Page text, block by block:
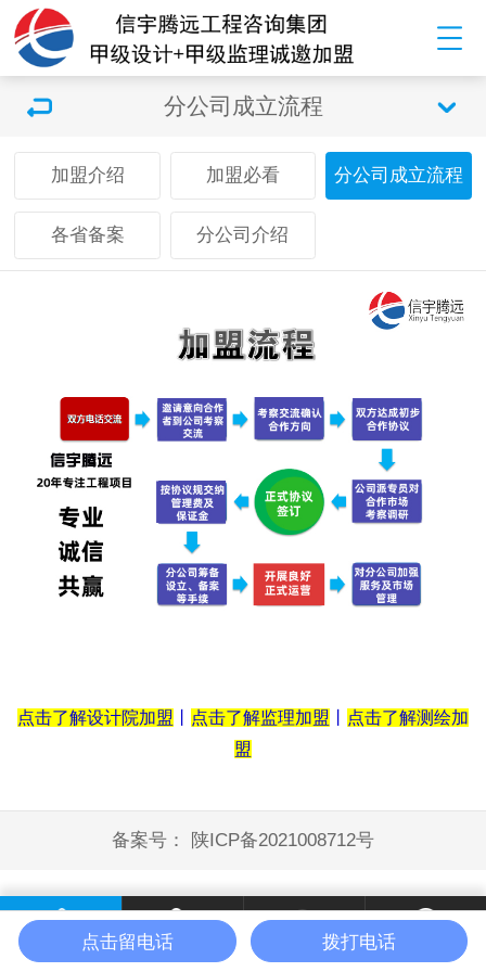
分公司成立流程
加盟介绍 加盟必看 分公司成立流程
各省备案 分公司介绍
点击了解设计院加盟 点击了解监理加盟
点击了解测绘加
盟
备案号： 陕ICP备2021008712号
电话咨询 微信咨询 联系我们
点击留电话 拨打电话